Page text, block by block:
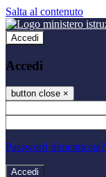
Salta al contenuto
Accedi
Accedi
button close ×
Password dimenticata?